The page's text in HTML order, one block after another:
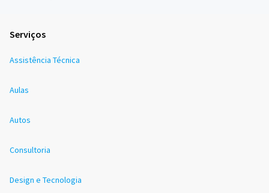
Serviços
Assistência Técnica
Aulas
Autos
Consultoria
Design e Tecnologia